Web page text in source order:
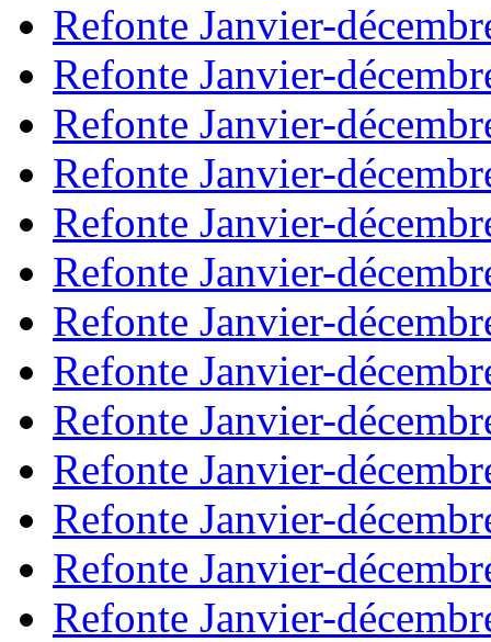
Refonte Janvier-
Refonte Janvier-
Refonte Janvier-
Refonte Janvier-
Refonte Janvier-
Refonte Janvier-
Refonte Janvier-
Refonte Janvier-
Refonte Janvier-
Refonte Janvier-
Refonte Janvier-
Refonte Janvier-
Refonte Janvier-